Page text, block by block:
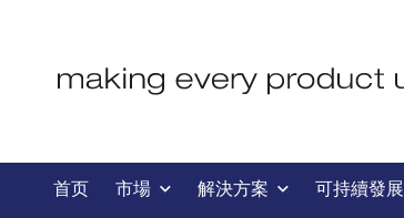
首页 市場 解決方案 可持續發展